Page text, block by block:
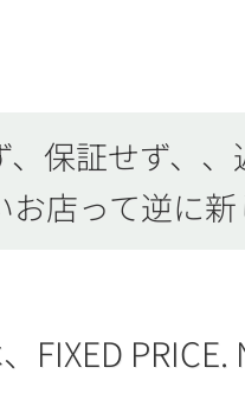
、保証せず、
お店って逆に
FIXED PRICE.